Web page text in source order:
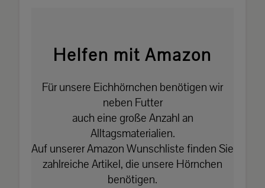
Helfen mit Amazon
Für unsere Eichhörnchen benötigen wir
neben Futter
auch eine große Anzahl an
Alltagsmaterialien.
Auf unserer Amazon Wunschliste finden Sie
zahlreiche Artikel, die unsere Hörnchen
benötigen.